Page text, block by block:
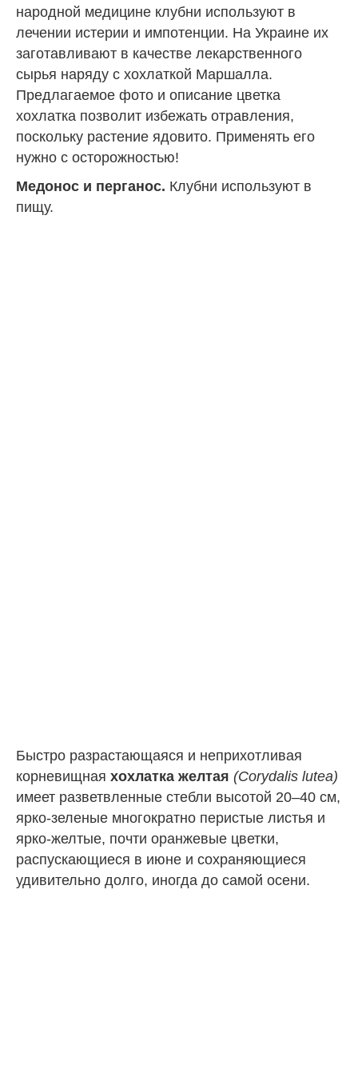
народной медицине клубни используют в
лечении истерии и импотенции. На Украине их
заготавливают в качестве лекарственного
сырья наряду с хохлаткой Маршалла.
Предлагаемое фото и описание цветка
хохлатка позволит избежать отравления,
поскольку растение ядовито. Применять его
нужно с осторожностью!
Медонос и перганос. Клубни используют в
пищу.
Быстро разрастающаяся и неприхотливая
корневищная хохлатка желтая (Corydalis lutea)
имеет разветвленные стебли высотой 20–40 см,
ярко-зеленые многократно перистые листья и
ярко-желтые, почти оранжевые цветки,
распускающиеся в июне и сохраняющиеся
удивительно долго, иногда до самой осени.